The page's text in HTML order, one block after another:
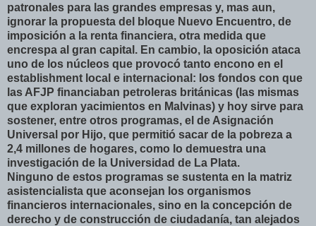
patronales para las grandes empresas y, mas aun,
ignorar la propuesta del bloque Nuevo Encuentro, de
imposición a la renta financiera, otra medida que
encrespa al gran capital. En cambio, la oposición ataca
uno de los núcleos que provocó tanto encono en el
establishment local e internacional: los fondos con que
las AFJP financiaban petroleras británicas (las mismas
que exploran yacimientos en Malvinas) y hoy sirve para
sostener, entre otros programas, el de Asignación
Universal por Hijo, que permitió sacar de la pobreza a
2,4 millones de hogares, como lo demuestra una
investigación de la Universidad de La Plata.
Ninguno de estos programas se sustenta en la matriz
asistencialista que aconsejan los organismos
financieros internacionales, sino en la concepción de
derecho y de construcción de ciudadanía, tan alejados